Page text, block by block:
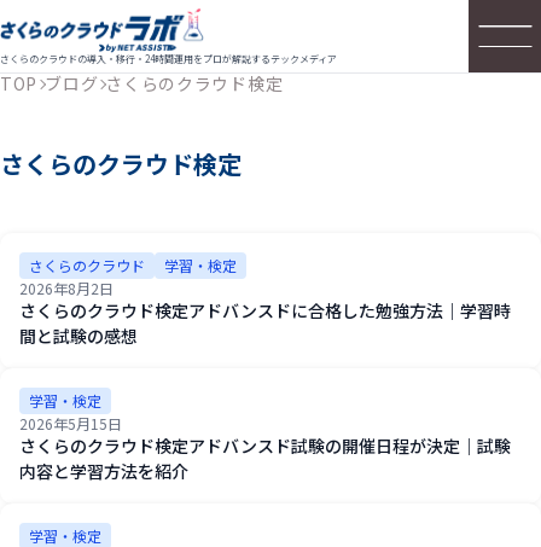
さくらのクラウドの導入・移行・24時間運用をプロが解説するテックメディア
TOP ブログ さくらのクラウド検定
さくらのクラウド検定
さくらのクラウド
学習・検定
2026年8月2日
さくらのクラウド検定アドバンスドに合格した勉強方法｜学習時
間と試験の感想
学習・検定
2026年5月15日
さくらのクラウド検定アドバンスド試験の開催日程が決定｜試験
内容と学習方法を紹介
学習・検定